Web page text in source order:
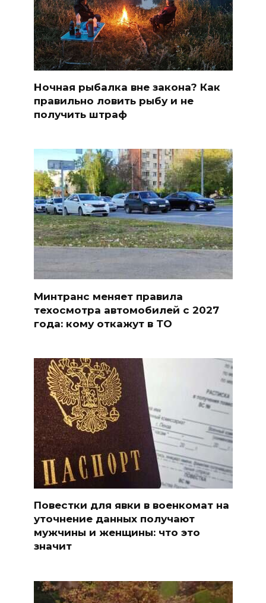
Ночная рыбалка вне закона? Как
правильно ловить рыбу и не
получить штраф
Минтранс меняет правила
техосмотра автомобилей с 2027
года: кому откажут в ТО
Повестки для явки в военкомат на
уточнение данных получают
мужчины и женщины: что это
значит